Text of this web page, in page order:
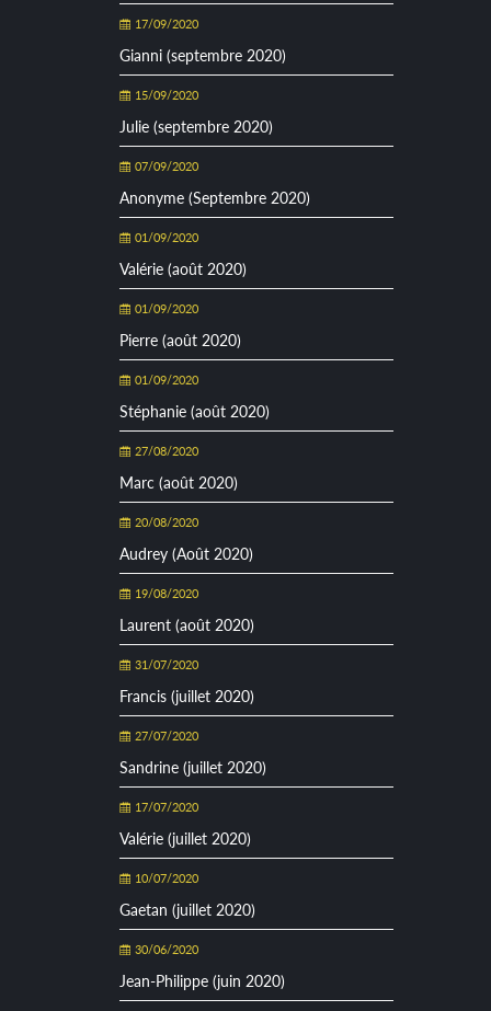
17/09/2020
Gianni (septembre 2020)
15/09/2020
Julie (septembre 2020)
07/09/2020
Anonyme (Septembre 2020)
01/09/2020
Valérie (août 2020)
01/09/2020
Pierre (août 2020)
01/09/2020
Stéphanie (août 2020)
27/08/2020
Marc (août 2020)
20/08/2020
Audrey (Août 2020)
19/08/2020
Laurent (août 2020)
31/07/2020
Francis (juillet 2020)
27/07/2020
Sandrine (juillet 2020)
17/07/2020
Valérie (juillet 2020)
10/07/2020
Gaetan (juillet 2020)
30/06/2020
Jean-Philippe (juin 2020)